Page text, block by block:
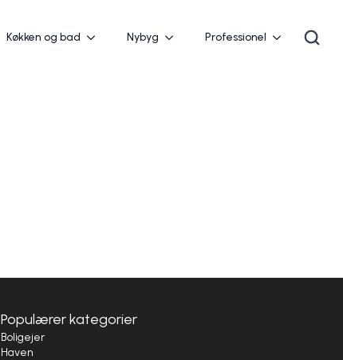
Køkken og bad Nybyg Professionel
Populærer kategorier
Boligejer
Haven